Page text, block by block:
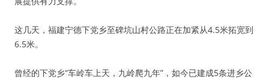
这几天，福建宁德下党乡至碑坑山村公路正在加紧从4.5米拓宽到
6.5米。
曾经的下党乡“车岭车上天，九岭爬九年”，如今已建成5条进乡公